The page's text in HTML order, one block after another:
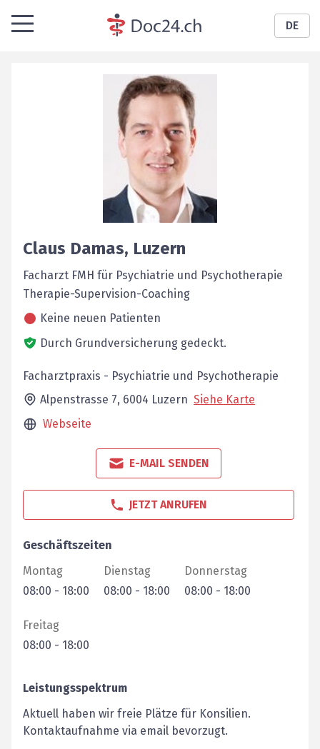
DE
Claus Damas, Luzern
Facharzt FMH für Psychiatrie und Psychotherapie
Therapie-Supervision-Coaching
Keine neuen Patienten
Durch Grundversicherung gedeckt.
Facharztpraxis - Psychiatrie und Psychotherapie
Alpenstrasse 7, 6004 Luzern Siehe Karte
Webseite
E-MAIL SENDEN
JETZT ANRUFEN
Geschäftszeiten
Montag
08:00 - 18:00
Dienstag
08:00 - 18:00
Donnerstag
08:00 - 18:00
Freitag
08:00 - 18:00
Leistungsspektrum
Aktuell haben wir freie Plätze für Konsilien.
Kontaktaufnahme via email bevorzugt.